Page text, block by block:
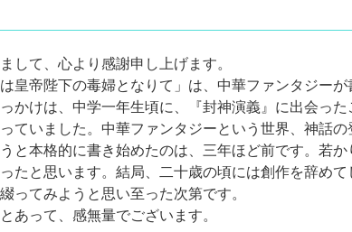
して、心より感謝申し上げます。
皇帝陛下の毒婦となりて」は、中華ファンタジー
かけは、中学一年生頃に、『封神演義』に出会っ
ていました。中華ファンタジーという世界、神話
と本格的に書き始めたのは、三年ほど前です。若
たと思います。結局、二十歳の頃には創作を辞め
ってみようと思い至った次第です。
あって、感無量でございます。